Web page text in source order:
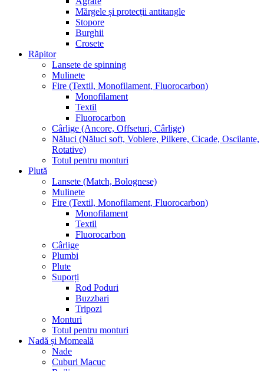
Mărgele și protecții antitangle
Stopore
Burghii
Crosete
Răpitor
Lansete de spinning
Mulinete
Fire (Textil, Monofilament, Fluorocarbon)
Monofilament
Textil
Fluorocarbon
Cârlige (Ancore, Offseturi, Cârlige)
Năluci (Năluci soft, Voblere, Pilkere, Cicade, Oscilante,
Rotative)
Totul pentru monturi
Plută
Lansete (Match, Bolognese)
Mulinete
Fire (Textil, Monofilament, Fluorocarbon)
Monofilament
Textil
Fluorocarbon
Cârlige
Plumbi
Plute
Suporți
Rod Poduri
Buzzbari
Tripozi
Monturi
Totul pentru monturi
Nadă și Momeală
Nade
Cuburi Macuc